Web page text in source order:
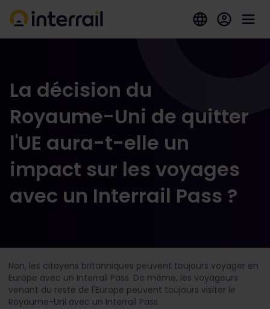
La décision du
Royaume-Uni de quitter
l'UE aura-t-elle un
impact sur les voyages
avec un Interrail Pass ?
Non, les citoyens britanniques peuvent toujours voyager en
Europe avec un Interrail Pass. De même, les voyageurs
venant du reste de l'Europe peuvent toujours visiter le
Royaume-Uni avec un Interrail Pass.